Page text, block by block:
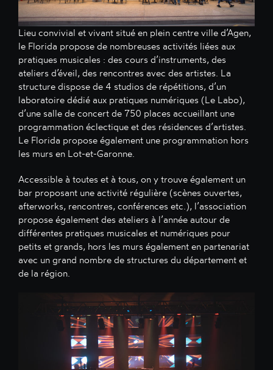
Lieu convivial et vivant situé en plein centre ville d’Agen,
le Florida propose de nombreuses activités liées aux
pratiques musicales : des cours d’instruments, des
ateliers d’éveil, des rencontres avec des artistes. La
structure dispose de 4 studios de répétitions, d’un
laboratoire dédié aux pratiques numériques (Le Labo),
d’une salle de concert de 750 places accueillant une
programmation éclectique et des résidences d’artistes.
Le Florida propose également une programmation hors
les murs en Lot-et-Garonne.
Accessible à toutes et à tous, on y trouve également un
bar proposant une activité régulière (scènes ouvertes,
afterworks, rencontres, conférences etc.), l’association
propose également des ateliers à l’année autour de
différentes pratiques musicales et numériques pour
petits et grands, hors les murs également en partenariat
avec un grand nombre de structures du département et
de la région.